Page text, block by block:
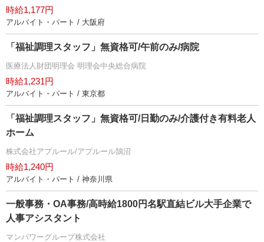
時給1,177円
アルバイト・パート / 大阪府
「福祉調理スタッフ」無資格可/午前のみ/病院
医療法人財団明理会 明理会中央総合病院
時給1,231円
アルバイト・パート / 東京都
「福祉調理スタッフ」無資格可/日勤のみ/介護付き有料老人
ホーム
株式会社アプルール/アプルール鵠沼
時給1,240円
アルバイト・パート / 神奈川県
一般事務・OA事務/高時給1800円名駅直結ビル大手企業で
人事アシスタント
マンパワーグループ株式会社